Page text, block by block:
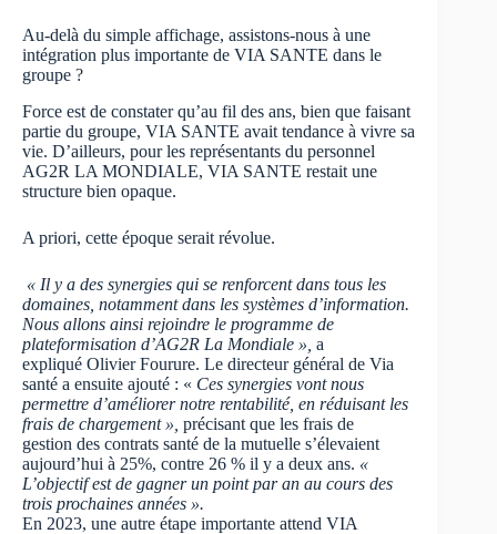
Au-delà du simple affichage, assistons-nous à une
intégration plus importante de VIA SANTE dans le
groupe ?
Force est de constater qu’au fil des ans, bien que faisant
partie du groupe, VIA SANTE avait tendance à vivre sa
vie. D’ailleurs, pour les représentants du personnel
AG2R LA MONDIALE, VIA SANTE restait une
structure bien opaque.
A priori, cette époque serait révolue.
« Il y a des synergies qui se renforcent dans tous les
domaines, notamment dans les systèmes d’information.
Nous allons ainsi rejoindre le programme de
plateformisation d’AG2R La Mondiale », a
expliqué Olivier Fourure. Le directeur général de Via
santé a ensuite ajouté : « Ces synergies vont nous
permettre d’améliorer notre rentabilité, en réduisant les
frais de chargement », précisant que les frais de
gestion des contrats santé de la mutuelle s’élevaient
aujourd’hui à 25%, contre 26 % il y a deux ans. «
L’objectif est de gagner un point par an au cours des
trois prochaines années ».
En 2023, une autre étape importante attend VIA